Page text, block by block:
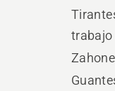
trabajo